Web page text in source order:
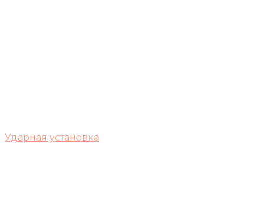
Ударная установка